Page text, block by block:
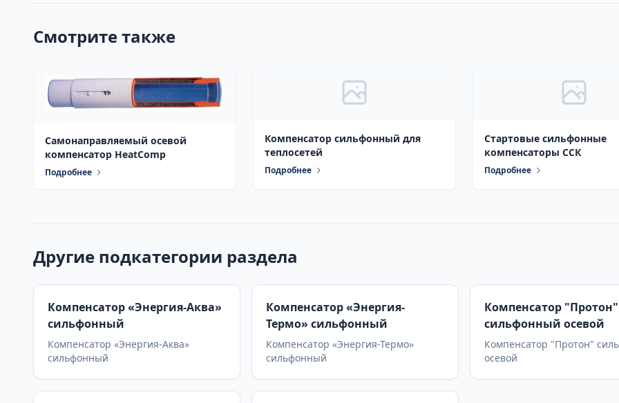
Смотрите также
Самонаправляемый осевой
компенсатор HeatComp
Подробнее
Компенсатор сильфонный для
теплосетей
Подробнее
Стартовые сильфонные
компенсаторы ССК
Подробнее
Другие подкатегории раздела
Компенсатор «Энергия-Аква»
сильфонный
Компенсатор «Энергия-Аква»
сильфонный
Компенсатор «Энергия-
Термо» сильфонный
Компенсатор «Энергия-Термо»
сильфонный
Компенсатор "Протон"
сильфонный осевой
Компенсатор "Протон"
осевой